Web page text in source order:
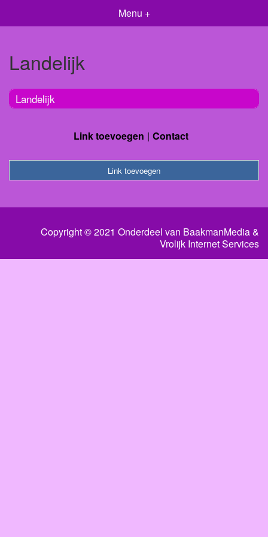
Menu +
Landelijk
Landelijk
Link toevoegen Contact
Link toevoegen
Copyright © 2021 Onderdeel van BaakmanMedia&
Vrolijk Internet Services